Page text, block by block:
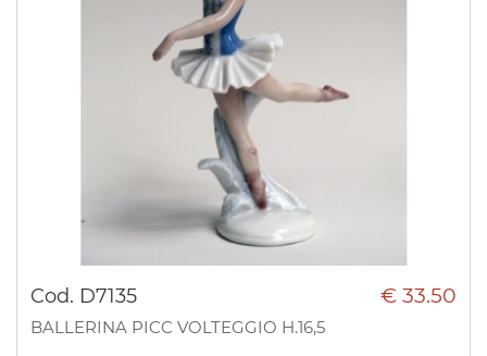
Cod. D7135 € 33.50
BALLERINA PICC VOLTEGGIO H.16,5